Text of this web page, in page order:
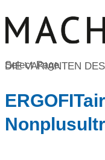
Select Page
DIE VARIANTEN